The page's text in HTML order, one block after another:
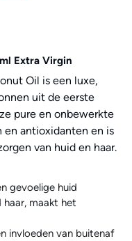
Extra Virgin
Oil is een luxe,
uit de eerste
pure en onbewerkte
en antioxidanten en is
van huid en haar.
gevoelige huid
haar, maakt het
invloeden van buitenaf